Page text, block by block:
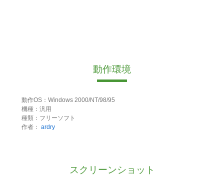
動作環境
動作OS：Windows 2000/NT/98/95
機種：汎用
種類：フリーソフト
作者： ardry
スクリーンショット